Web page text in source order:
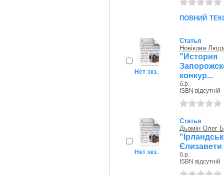
повний
Нет экз.
Статья
Новікова
конкур...
б.р.
ISBN відсутній
Нет экз.
Статья
Дьомін Олег
Єлизавети
б.р.
ISBN відсутній